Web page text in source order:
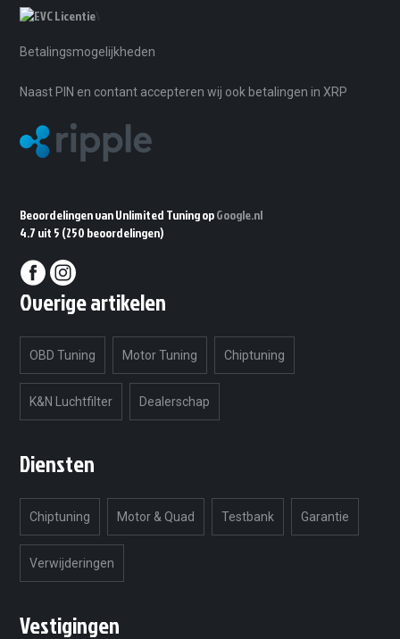
Betalingsmogelijkheden
Naast PIN en contant accepteren wij ook betalingen in XRP
Beoordelingen van Unlimited Tuning opGoogle.nl
4.7 uit 5 (250 beoordelingen)
Overige artikelen
OBD Tuning Motor Tuning Chiptuning
K&N Luchtfilter Dealerschap
Diensten
Chiptuning Motor & Quad Testbank Garantie
Verwijderingen
Vestigingen